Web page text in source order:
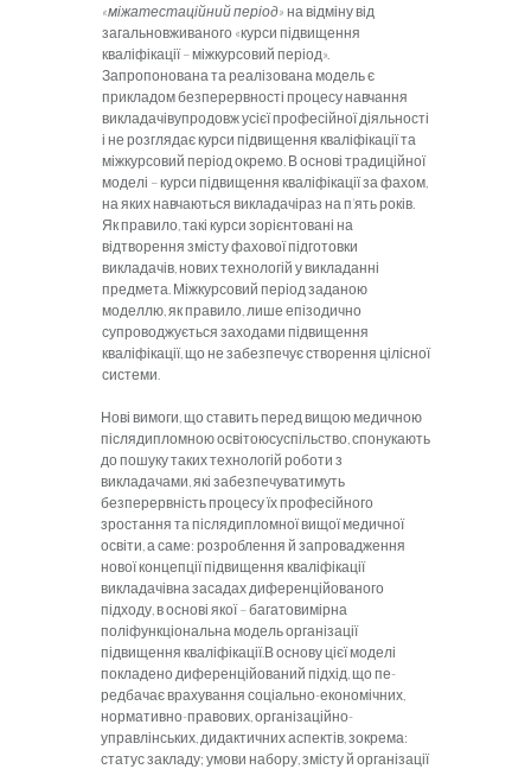
«міжатестаційний період» на відміну від
загальновживаного «курси підвищення
кваліфікації – міжкурсовий період».
Запропонована та реалізована мо­дель є
прикладом безперервності процесу навчання
викладачівупродовж усієї професійної діяльності
і не розглядає курси підвищення кваліфікації та
міжкурсовий пе­ріод окремо. В основі традиційної
моделі – курси підвищення квалі­фікації за фахом,
на яких навчаються викладачіраз на п’ять років.
Як правило, такі курси зорієнтовані на
відтворення змісту фахової підготовки
викладачів, нових технологій у викладанні
предмета. Міжкурсовий період заданою
моделлю, як правило, лише епізодично
супроводжується заходами підвищення
кваліфікації, що не забезпечує створення цілісної
системи.
Нові вимоги, що ставить перед вищою медичною
післядипломною освітоюсуспільство, спо­нукають
до пошуку таких технологій роботи з
викладачами, які забезпечуватимуть
безперервність процесу їх професійного
зростання та післядипломної вищої медичної
освіти, а саме: розроблення й запровадження
нової концепції підвищення кваліфікації
викладачівна засадах дифе­ренційованого
підходу, в основі якої – багатовимірна
поліфункціональна модель організації
підвищення кваліфікації.В основу цієї моделі
покладено диференційований підхід, що пе­
редбачає врахування соціально-економічних,
нормативно-пра­вових, організаційно-
управлінських, дидактичних аспектів, зокрема:
статус закладу; умови набору, змісту й організації